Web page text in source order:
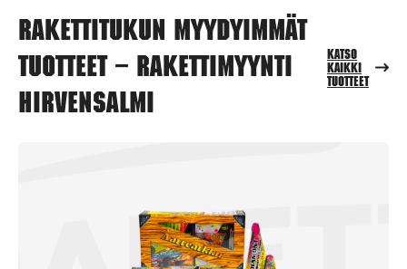
Rakettitukun myydyimmät
tuotteet – Rakettimyynti
Hirvensalmi
Katso
kaikki
tuotteet